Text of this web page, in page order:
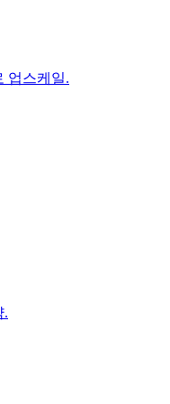
업스케일.
.